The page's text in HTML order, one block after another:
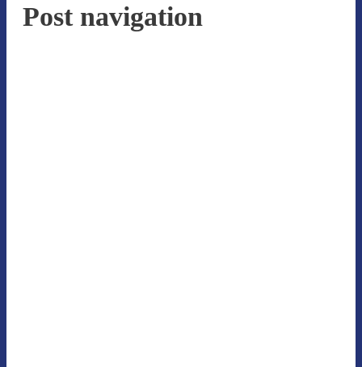
Post navigation